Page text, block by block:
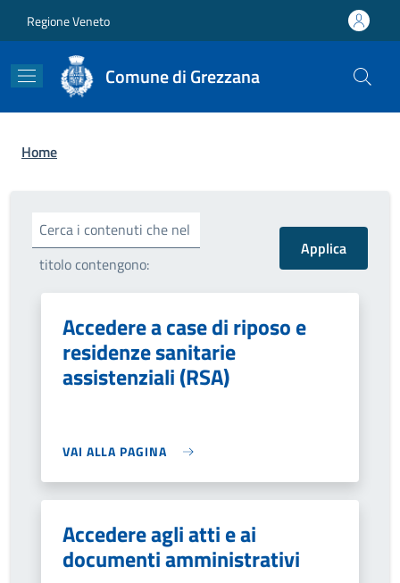
Regione Veneto
Comune di Grezzana
Briciole di pane
Home
Cerca i contenuti che nel
titolo contengono:
Accedere a case di riposo e
residenze sanitarie
assistenziali (RSA)
VAI ALLA PAGINA
Accedere agli atti e ai
documenti amministrativi